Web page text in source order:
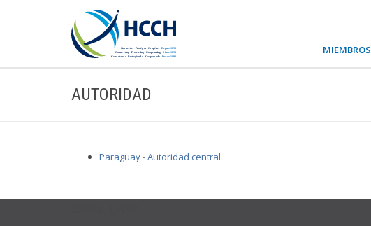
AUTORIDAD
Paraguay - Autoridad central